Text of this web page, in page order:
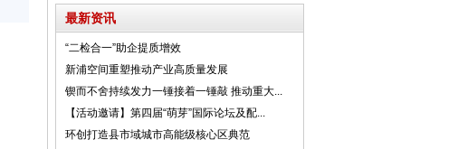
最新资讯
“二检合一”助企提质增效
新浦空间重塑推动产业高质量发展
锲而不舍持续发力一锤接着一锤敲 推动重大...
【活动邀请】第四届“萌芽”国际论坛及配...
环创打造县市域城市高能级核心区典范